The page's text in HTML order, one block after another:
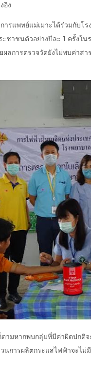
อิง
ารแพทย์แม่เมาะได้ร่วมกับโ
ชาชนตัวอย่างปีละ 1 ครั้งใน
ผลการตรวจวัดยังไม่พบค่าส
ตามหากพบกลุ่มที่มีค่าผิดปกติ
นการผลิตกระแสไฟฟ้าจะไ